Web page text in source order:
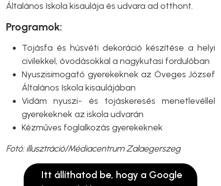
Általános Iskola kisaulája és udvara ad otthont.
Programok:
Tojásfa és húsvéti dekoráció készítése a helyi
civilekkel, óvodásokkal a nagykutasi fordulóban
Nyuszisimogató gyerekeknek az Öveges József
Általános Iskola kisaulájában
Vidám nyuszi- és tojáskeresés menetlevéllel
gyerekeknek az iskola udvarán
Kézműves foglalkozás gyerekeknek
Fotó: illusztráció/Médiacentrum Zalaegerszeg
Itt állíthatod be, hogy a Google